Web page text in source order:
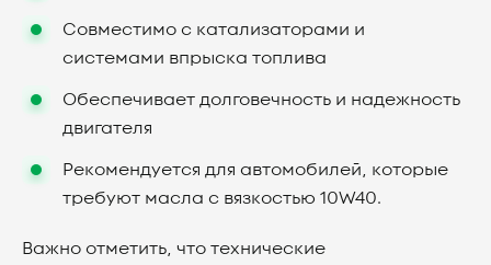
Совместимо с катализаторами и
системами впрыска топлива
Обеспечивает долговечность и надежность
двигателя
Рекомендуется для автомобилей, которые
требуют масла с вязкостью 10W40.
Важно отметить, что технические